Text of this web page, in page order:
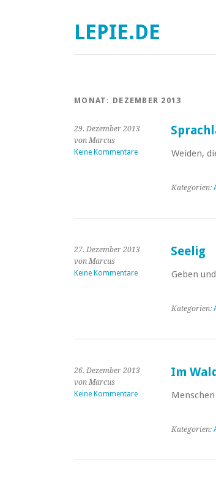
LEPIE.DE
MONAT: DEZEMBER 2013
29. Dezember 2013
von Marcus
Keine Kommentare
Weiden,
Kategorien:
27. Dezember 2013
von Marcus
Keine Kommentare
Seelig
Geben
Kategorien:
26. Dezember 2013
von Marcus
Keine Kommentare
Im Wald
Kategorien: